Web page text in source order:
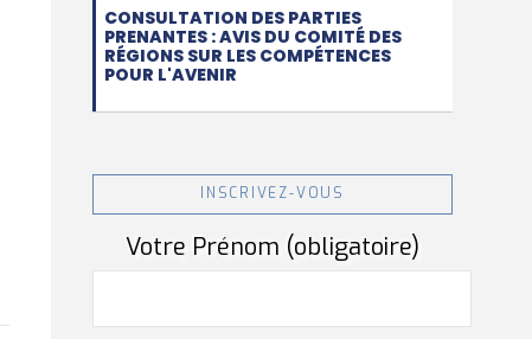
CONSULTATION DES PARTIES
PRENANTES : AVIS DU COMITÉ DES
RÉGIONS SUR LES COMPÉTENCES
POUR L'AVENIR
INSCRIVEZ-VOUS
Votre Prénom (obligatoire)